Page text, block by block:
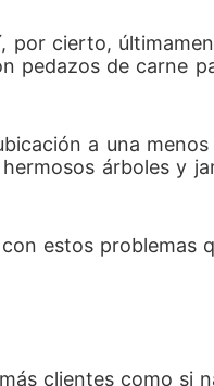
cierto,
pedazos de carne
a una
árboles y
estos
clientes como si